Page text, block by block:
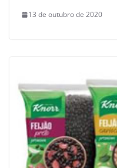
13 de outubro de 2020